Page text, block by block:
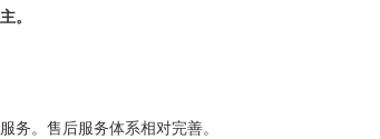
。
务。售后服务体系相对完善。